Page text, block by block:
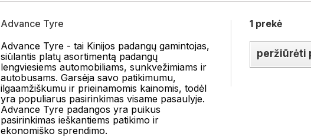
Advance Tyre
Advance Tyre - tai Kinijos padangų gamintojas,
siūlantis platų asortimentą padangų
lengviesiems automobiliams, sunkvežimiams ir
autobusams. Garsėja savo patikimumu,
ilgaamžiškumu ir prieinamomis kainomis, todėl
yra populiarus pasirinkimas visame pasaulyje.
Advance Tyre padangos yra puikus
pasirinkimas ieškantiems patikimo ir
ekonomiško sprendimo.
1 prekė
peržiūrėti